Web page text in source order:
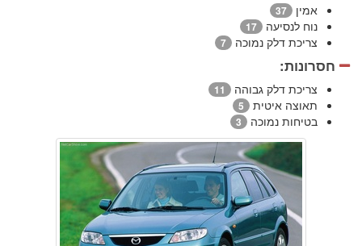
אמין 37
נוח לנסיעה 17
צריכת דלק נמוכה 7
חסרונות:
צריכת דלק גבוהה 11
תאוצה איטית 5
בטיחות נמוכה 3